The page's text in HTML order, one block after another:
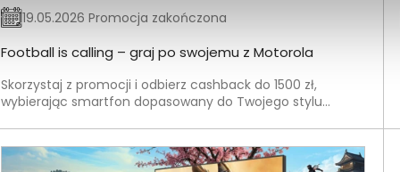
19.05.2026 Promocja zakończona
Football is calling – graj po swojemu z Motorola
Skorzystaj z promocji i odbierz cashback do 1500 zł,
wybierając smartfon dopasowany do Twojego stylu